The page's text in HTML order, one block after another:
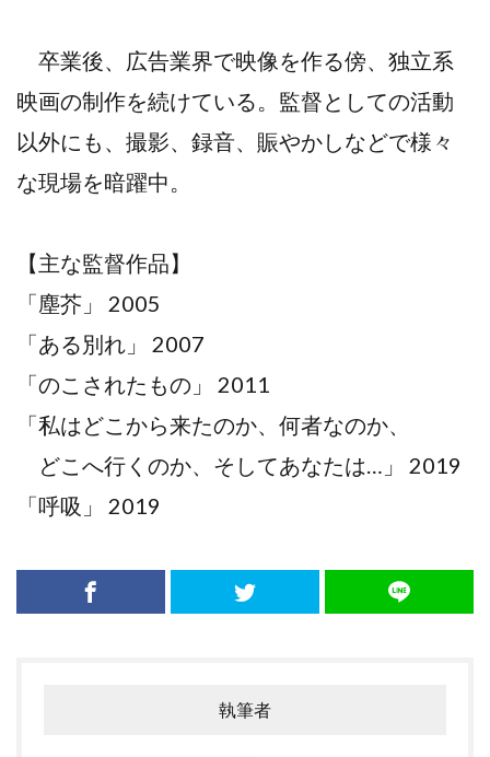
卒業後、広告業界で映像を作る傍、独立系
映画の制作を続けている。監督としての活動
以外にも、撮影、録音、賑やかしなどで様々
な現場を暗躍中。
【主な監督作品】
「塵芥」 2005
「ある別れ」 2007
「のこされたもの」 2011
「私はどこから来たのか、何者なのか、
どこへ行くのか、そしてあなたは…」 2019
「呼吸」 2019
執筆者